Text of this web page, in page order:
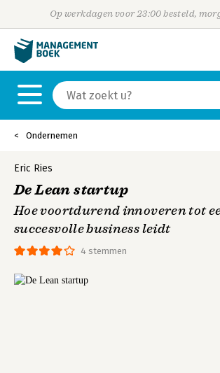
Op werkdagen voor 23:00 besteld,
Ondernemen
4 stemmen
Eric Ries
De Lean startup
Hoe voortdurend innoveren tot
succesvolle business leidt